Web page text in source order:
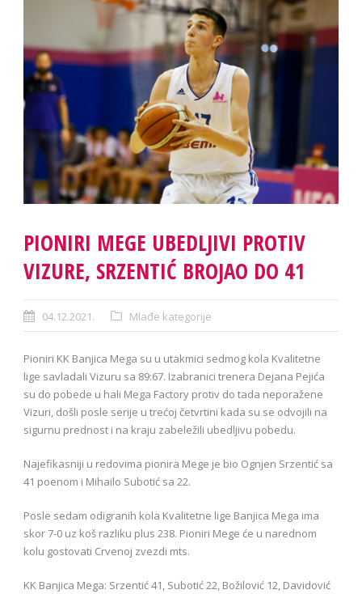
PIONIRI MEGE UBEDLJIVI PROTIV
VIZURE, SRZENTIĆ BROJAO DO 41
04.12.2021. Mlađe kategorije
Pioniri KK Banjica Mega su u utakmici sedmog kola Kvalitetne
lige savladali Vizuru sa 89:67. Izabranici trenera Dejana Pejića
su do pobede u hali Mega Factory protiv do tada neporažene
Vizuri, došli posle serije u trećoj četvrtini kada su se odvojili na
sigurnu prednost i na kraju zabeležili ubedljivu pobedu.
Najefikasniji u redovima pionira Mege je bio Ognjen Srzentić sa
41 poenom i Mihailo Subotić sa 22.
Posle sedam odigranih kola Kvalitetne lige Banjica Mega ima
skor 7-0 uz koš razliku plus 238. Pioniri Mege će u narednom
kolu gostovati Crvenoj zvezdi mts.
KK Banjica Mega: Srzentić 41, Subotić 22, Božilović 12, Davidović